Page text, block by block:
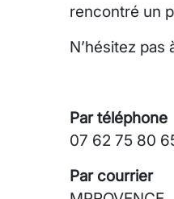
rencontré un
N’hésitez pas
Par téléphone
07 62 75 80
Par courrier